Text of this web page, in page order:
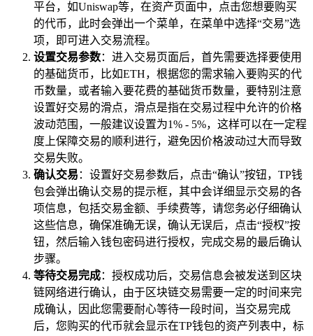
平台，如Uniswap等，在资产页面中，点击您想要购买
的代币，此时会弹出一个菜单，在菜单中选择“交易”选
项，即可进入交易流程。
设置交易参数：进入交易页面后，首先需要选择要使用
的基础货币，比如ETH，根据您的需求输入要购买的代
币数量，或者输入要花费的基础货币数量，要特别注意
设置好交易的滑点，滑点是指在交易过程中允许的价格
波动范围，一般建议设置为1% - 5%，这样可以在一定程
度上保障交易的顺利进行，避免因价格波动过大而导致
交易失败。
确认交易 ：设置好交易参数后，点击“确认”按钮，TP钱
包会弹出确认交易的提示框，其中会详细显示交易的各
项信息，包括交易金额、手续费等，请您务必仔细确认
这些信息，确保准确无误，确认无误后，点击“授权”按
钮，然后输入钱包密码进行授权，完成交易的最后确认
步骤。
等待交易完成：授权成功后，交易信息会被发送到区块
链网络进行确认，由于区块链交易需要一定的时间来完
成确认，因此您需要耐心等待一段时间，当交易完成
后，您购买的代币就会显示在TP钱包的资产列表中，标